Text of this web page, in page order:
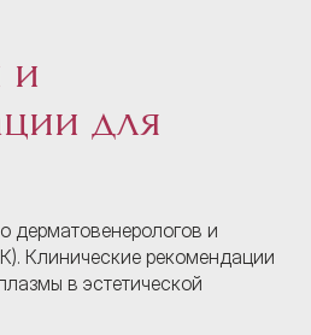
и
для
дерматовенерологов и
Клинические рекомендации
в эстетической